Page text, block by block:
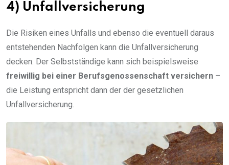
4) Unfallversicherung
Die Risiken eines Unfalls und ebenso die eventuell daraus
entstehenden Nachfolgen kann die Unfallversicherung
decken. Der Selbstständige kann sich beispielsweise
freiwillig bei einer Berufsgenossenschaft versichern –
die Leistung entspricht dann der der gesetzlichen
Unfallversicherung.